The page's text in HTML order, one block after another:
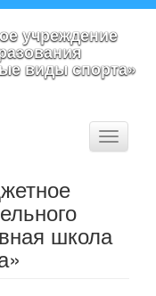
учреждение
виды спорта»
Toggle
школа